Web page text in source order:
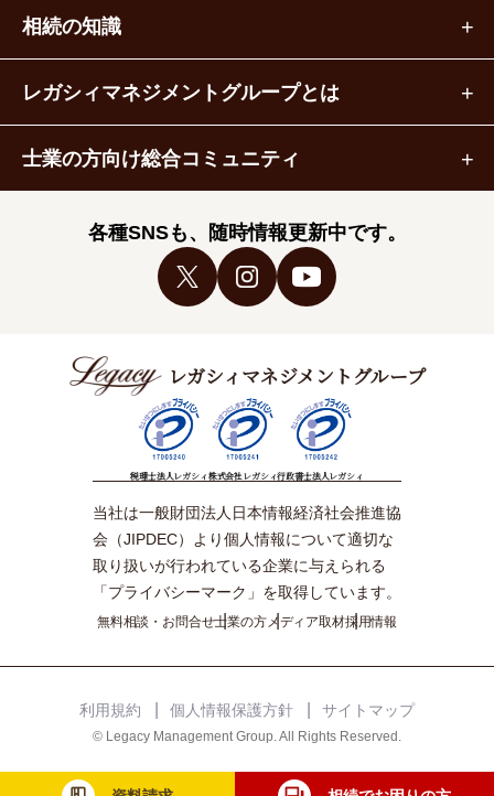
相続の知識
レガシィマネジメントグループとは
士業の方向け総合コミュニティ
各種SNSも、随時情報更新中です。
レガシィマネジメントグループ
税理士法人レガシィ株式会社レガシィ行政書士法人レガシィ
当社は一般財団法人日本情報経済社会推進協
会（JIPDEC）より個人情報について適切な
取り扱いが行われている企業に与えられる
「プライバシーマーク」を取得しています。
無料相談・お問合せ士業の方メディア取材採用情報
© Legacy Management Group. All Rights Reserved.
利用規約 個人情報保護方針 サイトマップ